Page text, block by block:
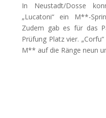
In Neustadt/Dosse
„Lucatoni“ ein M**-
Zudem gab es für das
Prüfung Platz vier.
M** auf die Ränge neun